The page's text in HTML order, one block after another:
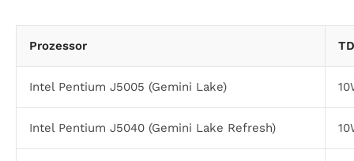
Prozessor
Intel Pentium J5005 (Gemini Lake)
Intel Pentium J5040 (Gemini Lake Refresh)